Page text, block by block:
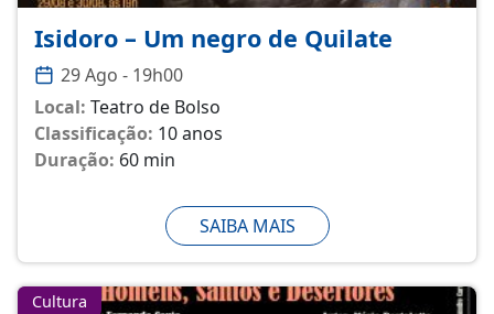
Isidoro – Um negro de Quilate
29 Ago - 19h00
Local: Teatro de Bolso
Classificação: 10 anos
Duração: 60 min
SAIBA MAIS
Cultura